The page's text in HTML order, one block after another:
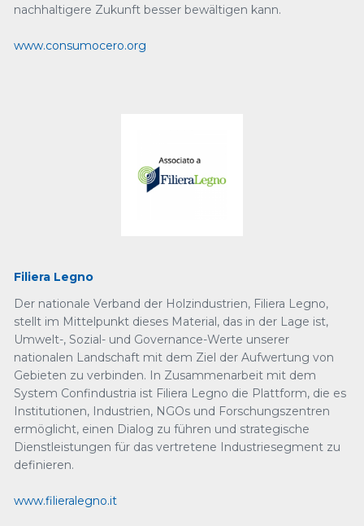
nachhaltigere Zukunft besser bewältigen kann.
www.consumocero.org
Filiera Legno
Der nationale Verband der Holzindustrien, Filiera Legno,
stellt im Mittelpunkt dieses Material, das in der Lage ist,
Umwelt-, Sozial- und Governance-Werte unserer
nationalen Landschaft mit dem Ziel der Aufwertung von
Gebieten zu verbinden. In Zusammenarbeit mit dem
System Confindustria ist Filiera Legno die Plattform, die es
Institutionen, Industrien, NGOs und Forschungszentren
ermöglicht, einen Dialog zu führen und strategische
Dienstleistungen für das vertretene Industriesegment zu
definieren.
www.filieralegno.it